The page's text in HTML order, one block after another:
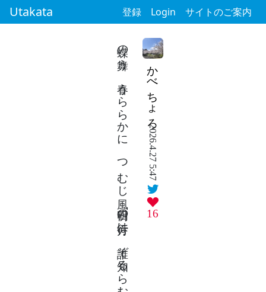
Utakata 登録 Login サイトのご案内
かべちょろ
2026.4.27 5:47
16
蝶の舞う 春うららかに つむじ風 明日の行方は 誰ぞ知るらむ